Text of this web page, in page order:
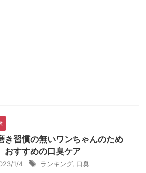
き習慣の無いワンちゃんのため
おすすめの口臭ケア
1/4 ランキング 口臭